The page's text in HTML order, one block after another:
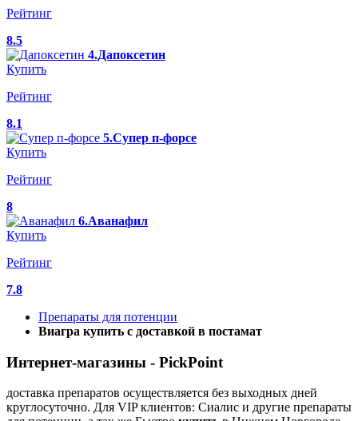
Рейтинг
8.5
4.Дапоксетин
Купить
Рейтинг
8.1
5.Супер п-форсе
Купить
Рейтинг
8
6.Аванафил
Купить
Рейтинг
7.8
Препараты для потенции
Виагра купить с доставкой в постамат
Интернет-магазины - PickPoint
доставка препаратов осуществляется без выходных дней
круглосуточно. Для VIP клиентов: Сиалис и другие препараты